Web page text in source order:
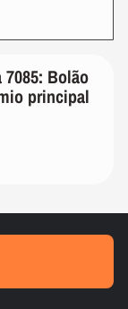
Bolão
principal